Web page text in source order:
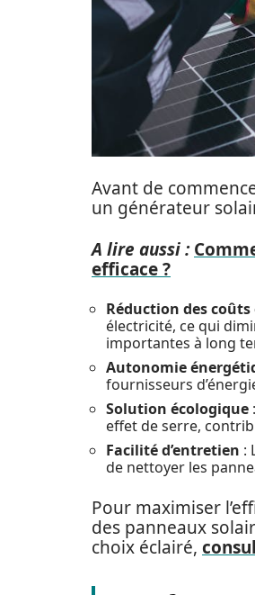
Avant de
un générateur
A lire aussi :
efficace ?
Réduction des
électricité, ce qui
importantes à long
Autonomie
fournisseurs
Solution écologique
effet de serre,
Facilité d’entretien :
de nettoyer les
Pour maximiser
des panneaux
choix éclairé,